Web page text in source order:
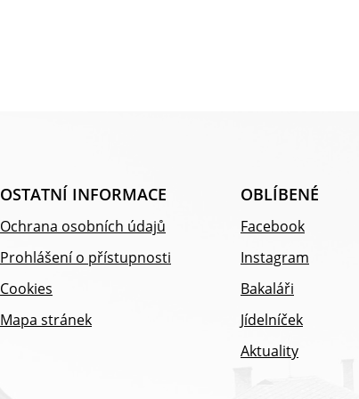
OSTATNÍ INFORMACE
Ochrana osobních údajů
Prohlášení o přístupnosti
Cookies
Mapa stránek
OBLÍBENÉ
Facebook
Instagram
Bakaláři
Jídelníček
Aktuality